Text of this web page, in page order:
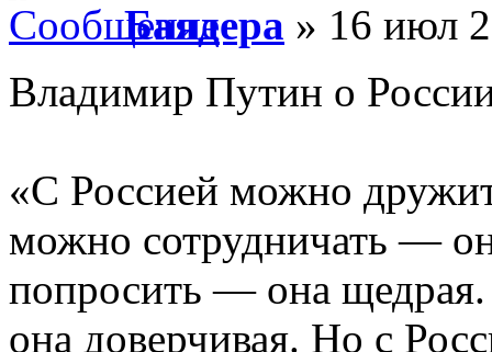
Баядера » 16 июл
Владимир Путин о
«С Россией можно
можно сотрудничать —
попросить — она
она доверчивая. Но с